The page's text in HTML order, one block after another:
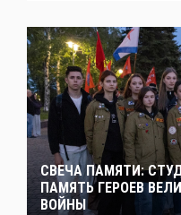
СВЕЧА ПАМЯТИ:
ПАМЯТЬ ГЕРОЕВ
ВОЙНЫ